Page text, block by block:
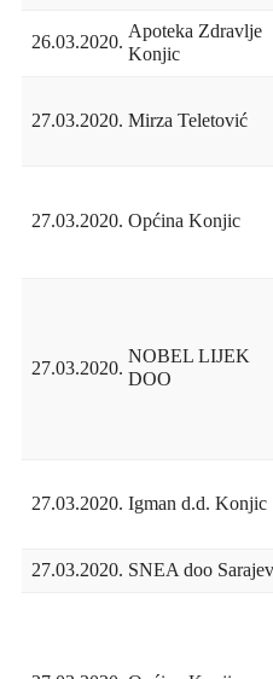
26.03.2020. Apoteka Zdravlje
Konjic
27.03.2020. Mirza Teletović
27.03.2020. Općina Konjic
27.03.2020.
NOBEL LIJEK
DOO
27.03.2020. Igman d.d. Konjic
27.03.2020. SNEA doo